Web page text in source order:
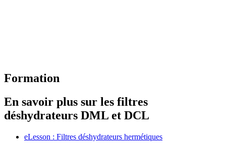
Formation
En savoir plus sur les filtres
déshydrateurs DML et DCL
eLesson : Filtres déshydrateurs hermétiques